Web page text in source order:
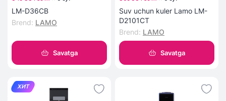
LM-D36CB
Brend: LAMO
Savatga
Suv uchun kuler Lamo LM-
D2101CT
Brend: LAMO
Savatga
ХИТ